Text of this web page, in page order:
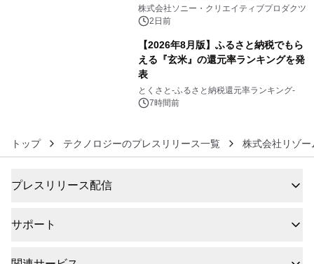
ラボレーション サウナイキタイコラ
ボグッズも発売決定！
株式会社ソニー・クリエイティブプロダクツ
2日前
【2026年8月版】ふるさと納税でもら
える『玄米』の還元率ランキングを発
表
とくさと-ふるさと納税還元率ランキング-
7時間前
トップ テクノロジーのプレスリリース一覧 株式会社リゾー
プレスリリース配信
サポート